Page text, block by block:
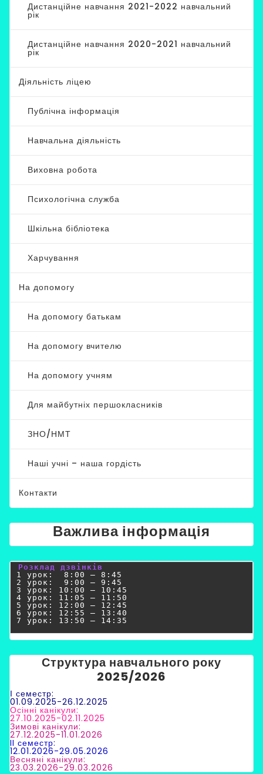
Дистанційне навчання 2021-2022 навчальний
рік
Дистанційне навчання 2020-2021 навчальний
рік
Діяльність ліцею
Публічна інформація
Навчальна діяльність
Виховна робота
Психологічна служба
Шкільна бібліотека
Харчування
На допомогу
На допомогу батькам
На допомогу вчителю
На допомогу учням
Для майбутніх першокласників
ЗНО/НМТ
Наші учні – наша гордість
Контакти
Важлива інформація
Розклад дзвінків
1 урок:  8:00 – 8:45
2 урок:  9:00 – 9:45
3 урок: 10:00 – 10:45
4 урок: 11:05 – 11:50
5 урок: 12:00 – 12:45
6 урок: 12:55 – 13:40
7 урок: 13:50 – 14:35
Структура навчального року
2025/2026
І семестр:
01.09.2025-26.12.2025
Осінні канікули:
27.10.2025-02.11.2025
Зимові канікули:
27.12.2025-11.01.2026
II семестр:
12.01.2026-29.05.2026
Весняні канікули:
23.03.2026-29.03.2026